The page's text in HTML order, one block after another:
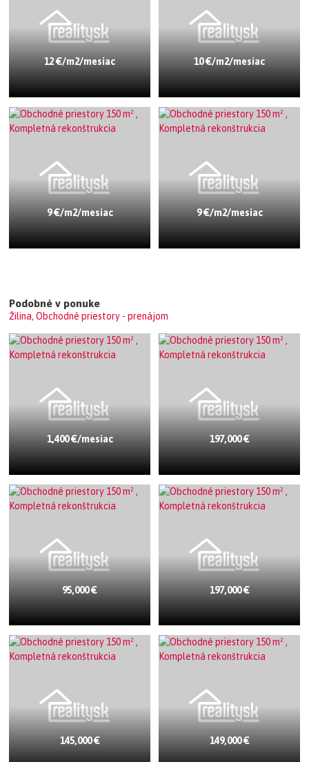
12 €/m2/mesiac 10 €/m2/mesiac
9 €/m2/mesiac 9 €/m2/mesiac
Podobné v ponuke
Žilina, Obchodné priestory - prenájom
1,400 €/mesiac 197,000 €
95,000 € 197,000 €
145,000 € 149,000 €